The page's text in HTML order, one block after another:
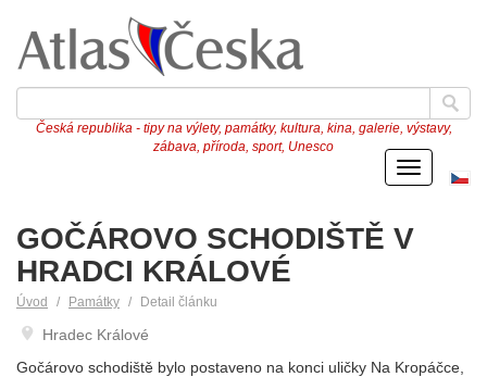
Česká republika - tipy na výlety, památky, kultura, kina, galerie, výstavy,
zábava, příroda, sport, Unesco
Menu
GOČÁROVO SCHODIŠTĚ V
HRADCI KRÁLOVÉ
Úvod Památky Detail článku
Hradec Králové
Gočárovo schodiště bylo postaveno na konci uličky Na Kropáčce,